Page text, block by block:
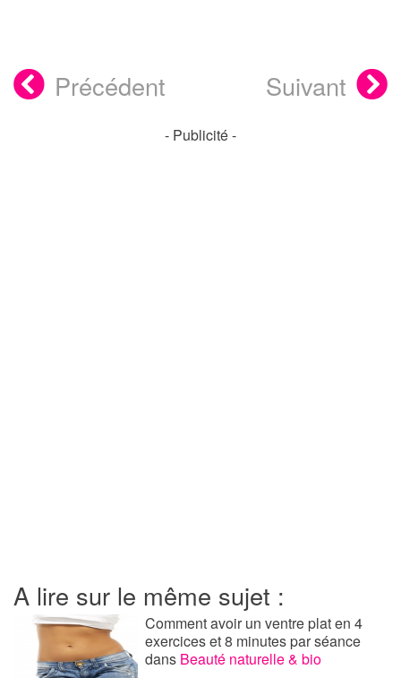
Précédent Suivant
- Publicité -
A lire sur le même sujet :
Comment avoir un ventre plat en 4
exercices et 8 minutes par séance
dans Beauté naturelle & bio